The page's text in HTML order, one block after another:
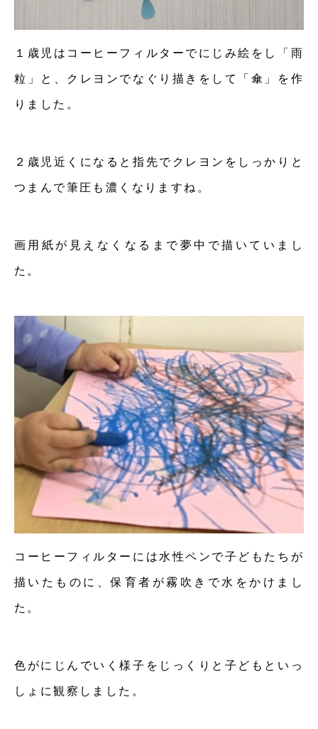
１歳児はコーヒーフィルターでにじみ絵をし「雨
粒」と、クレヨンでなぐり描きをして「傘」を作
りました。
２歳児近くになると指先でクレヨンをしっかりと
つまんで筆圧も濃くなりますね。
画用紙が見えなくなるまで夢中で描いていまし
た。
コーヒーフィルターには水性ペンで子どもたちが
描いたものに、保育者が霧吹きで水をかけまし
た。
色がにじんでいく様子をじっくりと子どもといっ
しょに観察しました。